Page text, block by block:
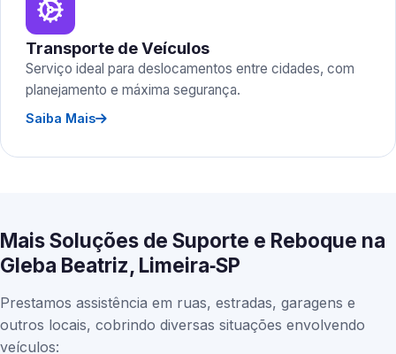
Transporte de Veículos
Serviço ideal para deslocamentos entre cidades, com
planejamento e máxima segurança.
Saiba Mais
Mais Soluções de Suporte e Reboque na
Gleba Beatriz, Limeira‑SP
Prestamos assistência em ruas, estradas, garagens e
outros locais, cobrindo diversas situações envolvendo
veículos: